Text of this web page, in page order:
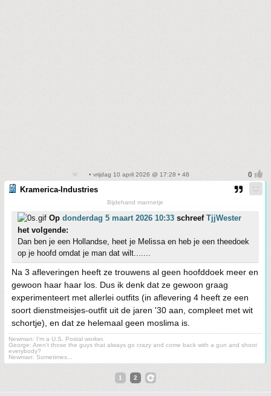
• vrijdag 10 april 2026 @ 17:28 • 48
Kramerica-Industries
Bijdehand mannetje
Op donderdag 5 maart 2026 10:33 schreef TjjWester
het volgende:
Dan ben je een Hollandse, heet je Melissa en heb je een theedoek
op je hoofd omdat je man dat wilt.......
Na 3 afleveringen heeft ze trouwens al geen hoofddoek meer en
gewoon haar haar los. Dus ik denk dat ze gewoon graag
experimenteert met allerlei outfits (in aflevering 4 heeft ze een
soort dienstmeisjes-outfit uit de jaren '30 aan, compleet met wit
schortje), en dat ze helemaal geen moslima is.
Newman: I'm a U.S. Postal worker.
George: Aren't those the guys that always go crazy and come back with a gun and shoot
everybody?
Newman: Sometimes...
1 2